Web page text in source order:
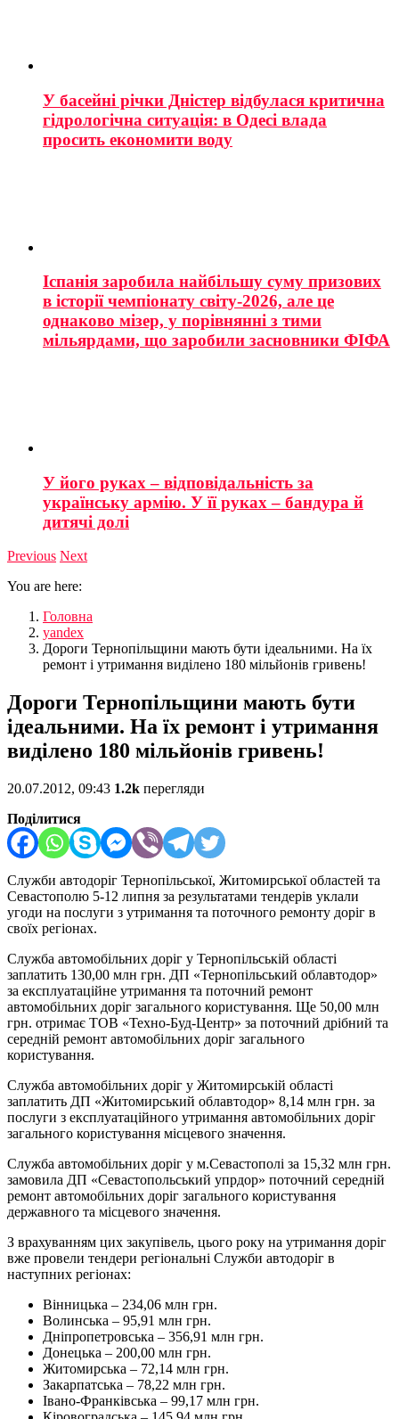
У басейні річки Дністер відбулася критична
гідрологічна ситуація: в Одесі влада
просить економити воду
Іспанія заробила найбільшу суму призових
в історії чемпіонату світу-2026, але це
однаково мізер, у порівнянні з тими
мільярдами, що заробили засновники ФІФА
У його руках – відповідальність за
українську армію. У її руках – бандура й
дитячі долі
Previous Next
You are here:
Головна
yandex
Дороги Тернопільщини мають бути ідеальними. На їх
ремонт і утримання виділено 180 мільйонів гривень!
Дороги Тернопільщини мають бути
ідеальними. На їх ремонт і утримання
виділено 180 мільйонів гривень!
20.07.2012, 09:43 1.2k перегляди
Поділитися
Служби автодоріг Тернопільської, Житомирської областей та
Севастополю 5-12 липня за результатами тендерів уклали
угоди на послуги з утримання та поточного ремонту доріг в
своїх регіонах.
Служба автомобільних доріг у Тернопільській області
заплатить 130,00 млн грн. ДП «Тернопільський облавтодор»
за експлуатаційне утримання та поточний ремонт
автомобільних доріг загального користування. Ще 50,00 млн
грн. отримає ТОВ «Техно-Буд-Центр» за поточний дрібний та
середній ремонт автомобільних доріг загального
користування.
Служба автомобільних доріг у Житомирській області
заплатить ДП «Житомирський облавтодор» 8,14 млн грн. за
послуги з експлуатаційного утримання автомобільних доріг
загального користування місцевого значення.
Служба автомобільних доріг у м.Севастополі за 15,32 млн грн.
замовила ДП «Севастопольський упрдор» поточний середній
ремонт автомобільних доріг загального користування
державного та місцевого значення.
З врахуванням цих закупівель, цього року на утримання доріг
вже провели тендери регіональні Служби автодоріг в
наступних регіонах:
Вінницька – 234,06 млн грн.
Волинська – 95,91 млн грн.
Дніпропетровська – 356,91 млн грн.
Донецька – 200,00 млн грн.
Житомирська – 72,14 млн грн.
Закарпатська – 78,22 млн грн.
Івано-Франківська – 99,17 млн грн.